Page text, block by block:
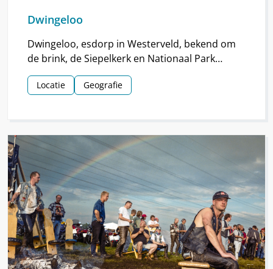
Dwingeloo
Dwingeloo, esdorp in Westerveld, bekend om
de brink, de Siepelkerk en Nationaal Park
Dwingelderveld. Het dorp ontstond rond de
middeleeuwen.
Locatie Geografie